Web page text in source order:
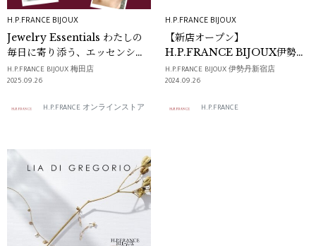
H.P.FRANCE BIJOUX
Jewelry Essentials わたしの
毎日に寄り添う、エッセンシャ
ルピース｜H.P.FRANCE
BIJOUX
H.P.FRANCE BIJOUX 梅田店
2025.09.26
H.P.FRANCE オンラインストア
H.P.FRANCE BIJOUX
【新店オープン】
H.P.FRANCE BIJOUX伊勢丹
新宿店
H.P.FRANCE BIJOUX 伊勢丹新宿店
2024.09.26
H.P.FRANCE